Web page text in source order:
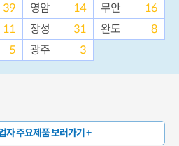
39 영암 14 무안
16
11 장성 31 완도
8
5 광주 3
자 주요제품 보러가기 +